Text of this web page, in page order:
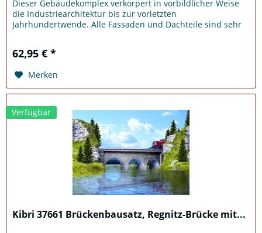
Dieser Gebäudekomplex verkörpert in vorbildlicher Weise
die Industriearchitektur bis zur vorletzten
Jahrhundertwende. Alle Fassaden und Dachteile sind sehr
62,95 € *
Merken
Verfügbar
Kibri 37661 Brückenbausatz, Regnitz-Brücke mit...